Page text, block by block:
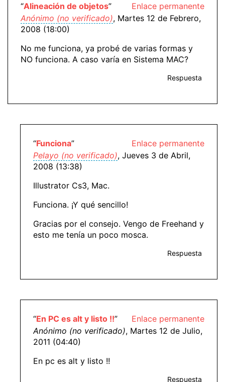
Enlace permanente
“Alineación de objetos”
Anónimo (no verificado), Martes 12 de Febrero,
2008 (18:00)
No me funciona, ya probé de varias formas y
NO funciona. A caso varía en Sistema MAC?
Respuesta
Enlace permanente
“Funciona”
Pelayo (no verificado), Jueves 3 de Abril,
2008 (13:38)
Illustrator Cs3, Mac.
Funciona. ¡Y qué sencillo!
Gracias por el consejo. Vengo de Freehand y
esto me tenía un poco mosca.
Respuesta
Enlace permanente
“En PC es alt y listo !!”
Anónimo (no verificado), Martes 12 de Julio,
2011 (04:40)
En pc es alt y listo !!
Respuesta